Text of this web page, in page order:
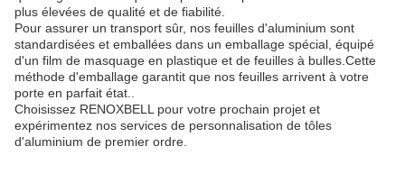
plus élevées de qualité et de fiabilité.
Pour assurer un transport sûr, nos feuilles d'aluminium sont
standardisées et emballées dans un emballage spécial, équipé
d'un film de masquage en plastique et de feuilles à bulles.Cette
méthode d'emballage garantit que nos feuilles arrivent à votre
porte en parfait état..
Choisissez RENOXBELL pour votre prochain projet et
expérimentez nos services de personnalisation de tôles
d'aluminium de premier ordre.